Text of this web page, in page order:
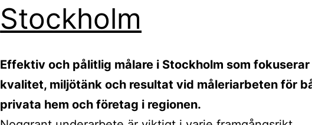
Stockholm
Effektiv och pålitlig målare i Stockholm som fokuserar
kvalitet, miljötänk och resultat vid måleriarbeten för
privata hem och företag i regionen.